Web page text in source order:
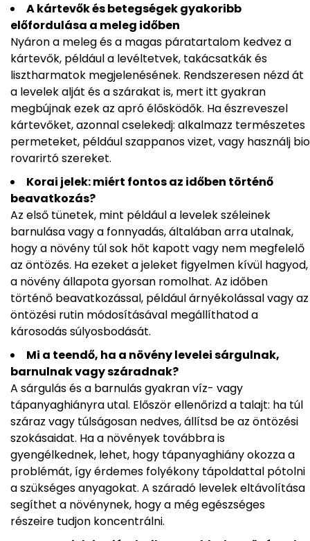
A kártevők és betegségek gyakoribb
előfordulása a meleg időben
Nyáron a meleg és a magas páratartalom kedvez a
kártevők, például a levéltetvek, takácsatkák és
lisztharmatok megjelenésének. Rendszeresen nézd át
a levelek alját és a szárakat is, mert itt gyakran
megbújnak ezek az apró élősködők. Ha észreveszel
kártevőket, azonnal cselekedj: alkalmazz természetes
permeteket, például szappanos vizet, vagy használj bio
rovarirtó szereket.
Korai jelek: miért fontos az időben történő
beavatkozás?
Az első tünetek, mint például a levelek széleinek
barnulása vagy a fonnyadás, általában arra utalnak,
hogy a növény túl sok hőt kapott vagy nem megfelelő
az öntözés. Ha ezeket a jeleket figyelmen kívül hagyod,
a növény állapota gyorsan romolhat. Az időben
történő beavatkozással, például árnyékolással vagy az
öntözési rutin módosításával megállíthatod a
károsodás súlyosbodását.
Mi a teendő, ha a növény levelei sárgulnak,
barnulnak vagy száradnak?
A sárgulás és a barnulás gyakran víz- vagy
tápanyaghiányra utal. Először ellenőrizd a talajt: ha túl
száraz vagy túlságosan nedves, állítsd be az öntözési
szokásaidat. Ha a növények továbbra is
gyengélkednek, lehet, hogy tápanyaghiány okozza a
problémát, így érdemes folyékony tápoldattal pótolni
a szükséges anyagokat. A száradó levelek eltávolítása
segíthet a növénynek, hogy a még egészséges
részeire tudjon koncentrálni.